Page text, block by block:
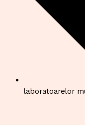
laboratoarelor